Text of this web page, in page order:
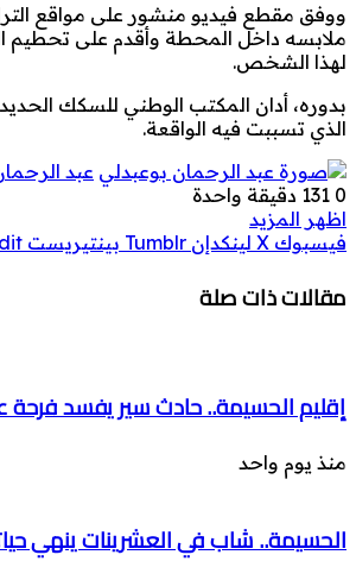
ووفق مقطع فيديو منشور على مواقع
ملابسه داخل المحطة وأقدم على تحطيم
لهذا الشخص.
بدوره، أدان المكتب الوطني للسكك
الذي تسببت فيه الواقعة.
عبد
0
دقيقة واحدة
اظهر المزيد
فيسبوك ‫X لينكدإن بينتيريست
مقالات ذات صلة
إقليم الحسيمة.. حادث سير يفسد فرحة
منذ يوم واحد
الحسيمة.. شاب في العشرينات ينهي